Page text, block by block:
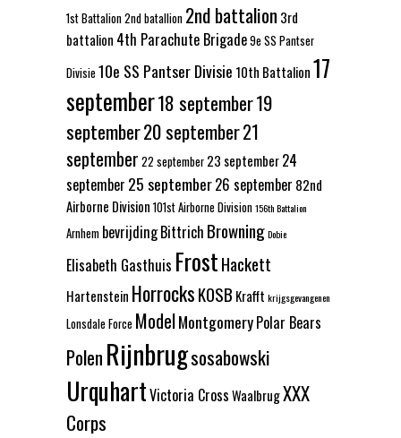
1st Battalion2nd batallion 2nd battalion 3rd
battalion 4th Parachute Brigade9e SS Pantser
Divisie 10e SS Pantser Divisie 10th Battalion17
september18 september19
september20 september21
september 22 september 23 september24
september 25 september26 september 82nd
Airborne Division 101st Airborne Division156th Battalion
Arnhem bevrijdingBittrich BrowningDobie
Elisabeth Gasthuis FrostHackett
Hartenstein HorrocksKOSB Krafft krijgsgevangenen
Lonsdale Force ModelMontgomeryPolar Bears
PolenRijnbrugsosabowski
UrquhartVictoria CrossWaalbrugXXX
Corps